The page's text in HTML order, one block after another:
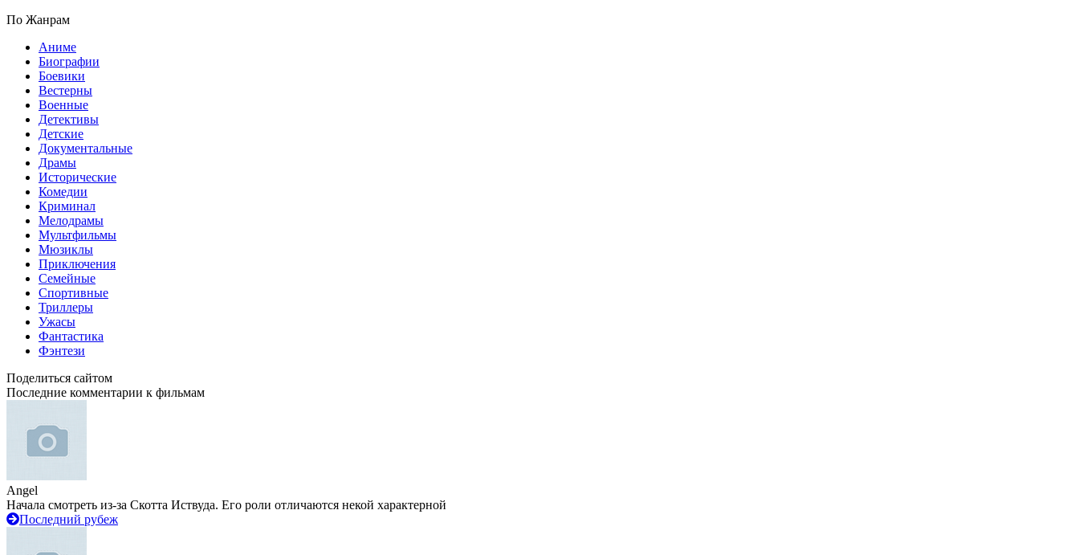
По Жанрам
Аниме
Биографии
Боевики
Вестерны
Военные
Детективы
Детские
Документальные
Драмы
Исторические
Комедии
Криминал
Мелодрамы
Мультфильмы
Мюзиклы
Приключения
Семейные
Спортивные
Триллеры
Ужасы
Фантастика
Фэнтези
Поделиться сайтом
Последние комментарии к фильмам
Angel
Начала смотреть из-за Скотта Иствуда. Его роли отличаются некой характерной
Последний рубеж